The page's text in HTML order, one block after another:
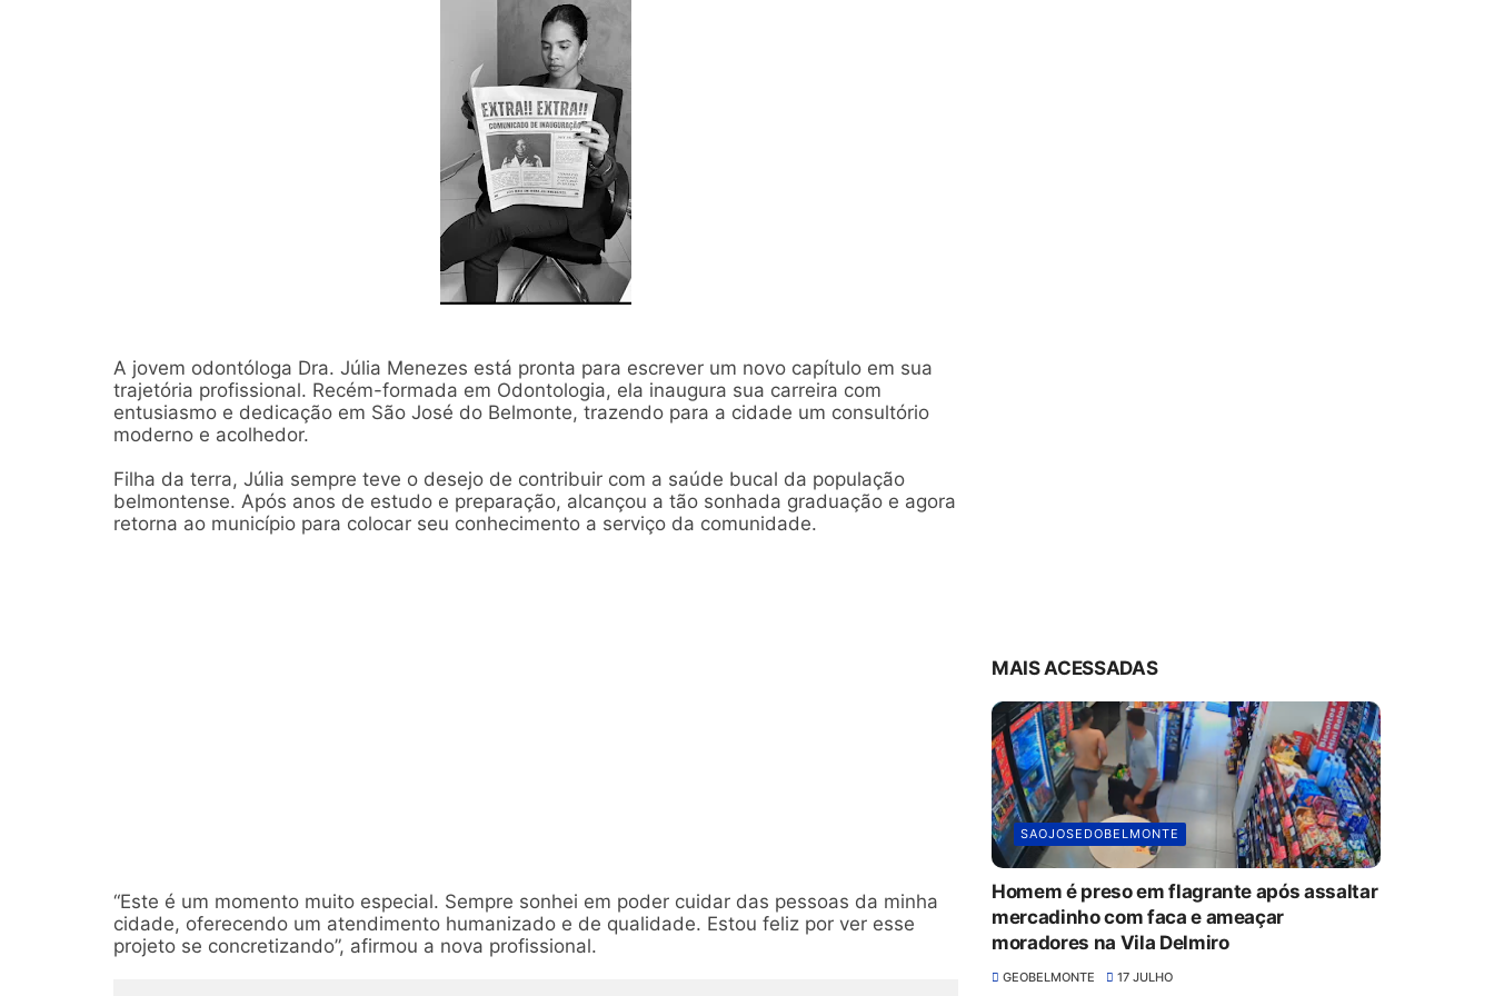
A jovem odontóloga Dra. Júlia Menezes está pronta para escrever um novo capítulo em sua
trajetória profissional. Recém-formada em Odontologia, ela inaugura sua carreira com
entusiasmo e dedicação em São José do Belmonte, trazendo para a cidade um consultório
moderno e acolhedor.
Filha da terra, Júlia sempre teve o desejo de contribuir com a saúde bucal da população
belmontense. Após anos de estudo e preparação, alcançou a tão sonhada graduação e agora
retorna ao município para colocar seu conhecimento a serviço da comunidade.
“Este é um momento muito especial. Sempre sonhei em poder cuidar das pessoas da minha
cidade, oferecendo um atendimento humanizado e de qualidade. Estou feliz por ver esse
projeto se concretizando”, afirmou a nova profissional.
MAIS ACESSADAS
SAOJOSEDOBELMONTE
Homem é preso em flagrante após assaltar
mercadinho com faca e ameaçar
moradores na Vila Delmiro
GEOBELMONTE 17 JULHO